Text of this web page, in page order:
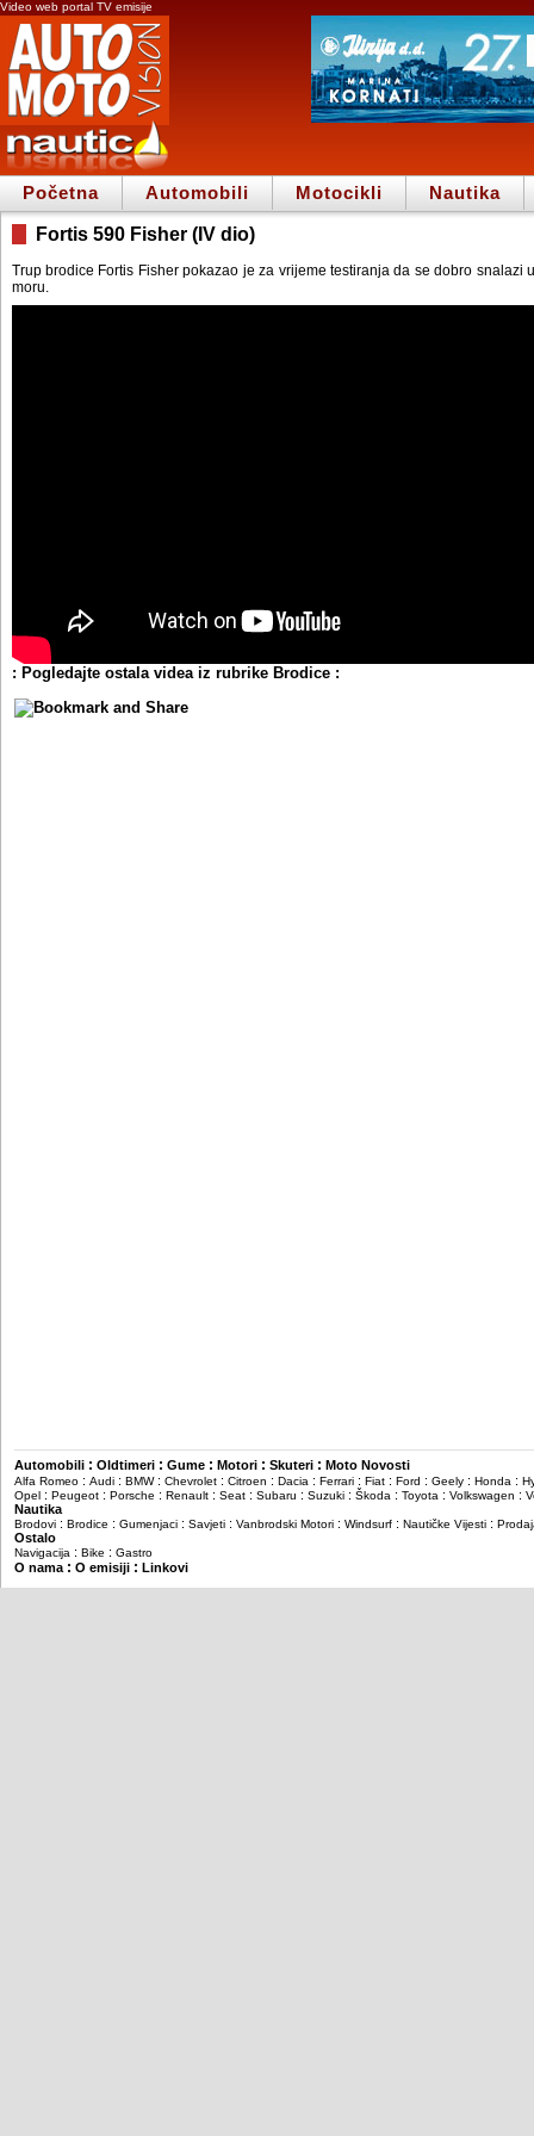
Video web portal TV emisije
Početna Automobili Motocikli Nautika
Fortis 590 Fisher (IV dio)
Trup brodice Fortis Fisher pokazao je za vrijeme testiranja da se dobro snalazi
moru.
: Pogledajte ostala videa iz rubrike Brodice :
Automobili : Oldtimeri : Gume : Motori : Skuteri : Moto Novosti
Alfa Romeo : Audi : BMW: Chevrolet : Citroen : Dacia : Ferrari : Fiat : Ford : Geely : Honda :
Opel : Peugeot : Porsche : Renault : Seat : Subaru : Suzuki : Škoda : Toyota : Volkswagen :
Nautika
Brodovi : Brodice : Gumenjaci : Savjeti : Vanbrodski Motori : Windsurf : Nautičke Vijesti :
Ostalo
Navigacija : Bike : Gastro
O nama: O emisiji : Linkovi